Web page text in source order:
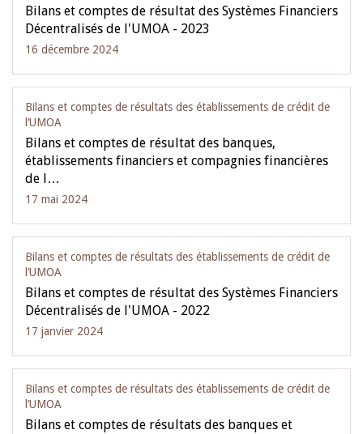
Bilans et comptes de résultat des Systèmes Financiers
Décentralisés de l'UMOA - 2023
16 décembre 2024
Bilans et comptes de résultats des établissements de crédit de
l‘UMOA
Bilans et comptes de résultat des banques,
établissements financiers et compagnies financières
de l…
17 mai 2024
Bilans et comptes de résultats des établissements de crédit de
l‘UMOA
Bilans et comptes de résultat des Systèmes Financiers
Décentralisés de l'UMOA - 2022
17 janvier 2024
Bilans et comptes de résultats des établissements de crédit de
l‘UMOA
Bilans et comptes de résultats des banques et